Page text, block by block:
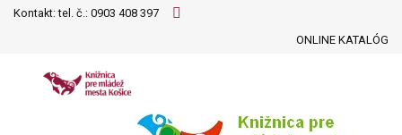
Kontakt: tel. č.: 0903 408 397
ONLINE KATALÓG